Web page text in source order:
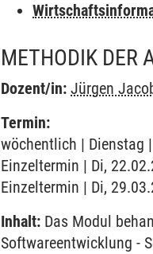
METHODIK DER
Dozent/in: Jürgen
Termin:
wöchentlich | Dienstag
Einzeltermin | Di,
Einzeltermin | Di,
Inhalt: Das Modul
Softwareentwicklung -